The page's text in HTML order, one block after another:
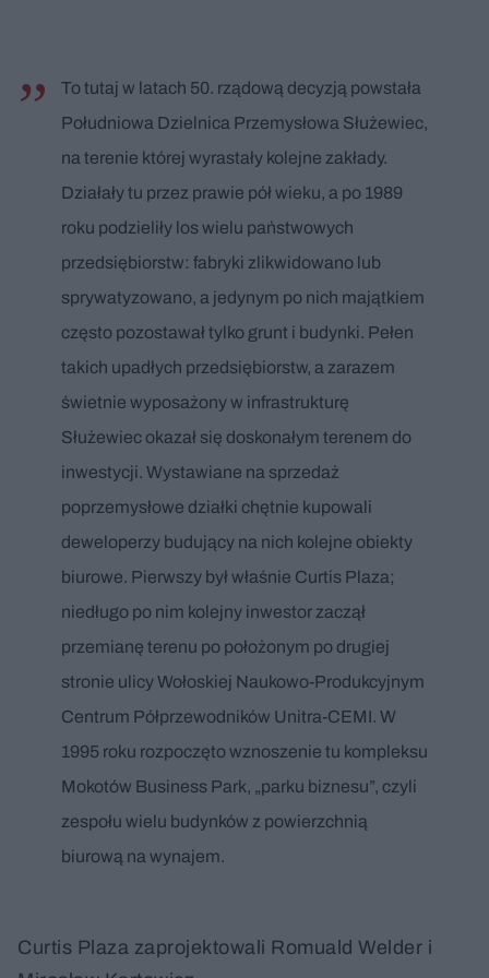
To tutaj w latach 50. rządową decyzją powstała
Południowa Dzielnica Przemysłowa Służewiec,
na terenie której wyrastały kolejne zakłady.
Działały tu przez prawie pół wieku, a po 1989
roku podzieliły los wielu państwowych
przedsiębiorstw: fabryki zlikwidowano lub
sprywatyzowano, a jedynym po nich majątkiem
często pozostawał tylko grunt i budynki. Pełen
takich upadłych przedsiębiorstw, a zarazem
świetnie wyposażony w infrastrukturę
Służewiec okazał się doskonałym terenem do
inwestycji. Wystawiane na sprzedaż
poprzemysłowe działki chętnie kupowali
deweloperzy budujący na nich kolejne obiekty
biurowe. Pierwszy był właśnie Curtis Plaza;
niedługo po nim kolejny inwestor zaczął
przemianę terenu po położonym po drugiej
stronie ulicy Wołoskiej Naukowo-Produkcyjnym
Centrum Półprzewodników Unitra-CEMI. W
1995 roku rozpoczęto wznoszenie tu kompleksu
Mokotów Business Park, „parku biznesu”, czyli
zespołu wielu budynków z powierzchnią
biurową na wynajem.
Curtis Plaza zaprojektowali Romuald Welder i